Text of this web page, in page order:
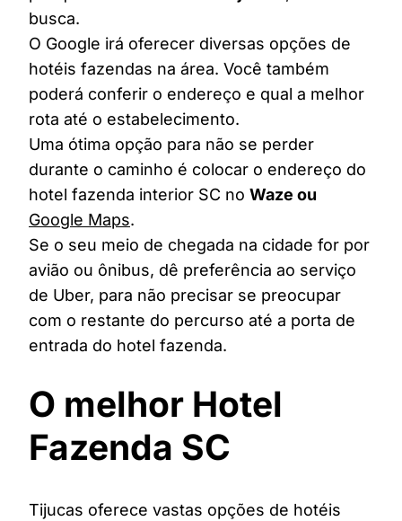
busca.
O Google irá oferecer diversas opções de
hotéis fazendas na área. Você também
poderá conferir o endereço e qual a melhor
rota até o estabelecimento.
Uma ótima opção para não se perder
durante o caminho é colocar o endereço do
hotel fazenda interior SC no Waze ou
Google Maps.
Se o seu meio de chegada na cidade for por
avião ou ônibus, dê preferência ao serviço
de Uber, para não precisar se preocupar
com o restante do percurso até a porta de
entrada do hotel fazenda.
O melhor Hotel
Fazenda SC
Tijucas oferece vastas opções de hotéis